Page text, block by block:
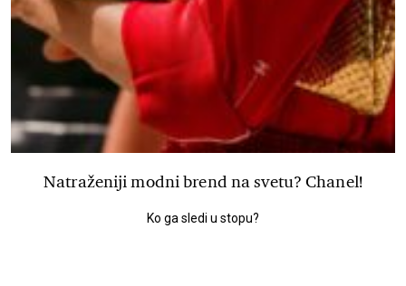
Natraženiji modni brend na svetu? Chanel!
Ko ga sledi u stopu?